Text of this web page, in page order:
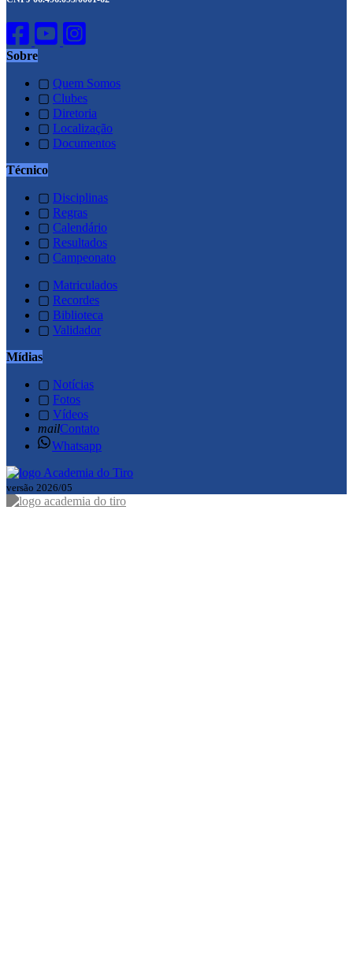
Sobre
▢ Quem Somos
▢ Clubes
▢ Diretoria
▢ Localização
▢ Documentos
Técnico
▢ Disciplinas
▢ Regras
▢ Calendário
▢ Resultados
▢ Campeonato
▢ Matriculados
▢ Recordes
▢ Biblioteca
▢ Validador
Mídias
▢ Notícias
▢ Fotos
▢ Vídeos
mailContato
Whatsapp
versão 2026/05